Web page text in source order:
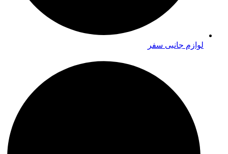
لوازم جانبی سفر